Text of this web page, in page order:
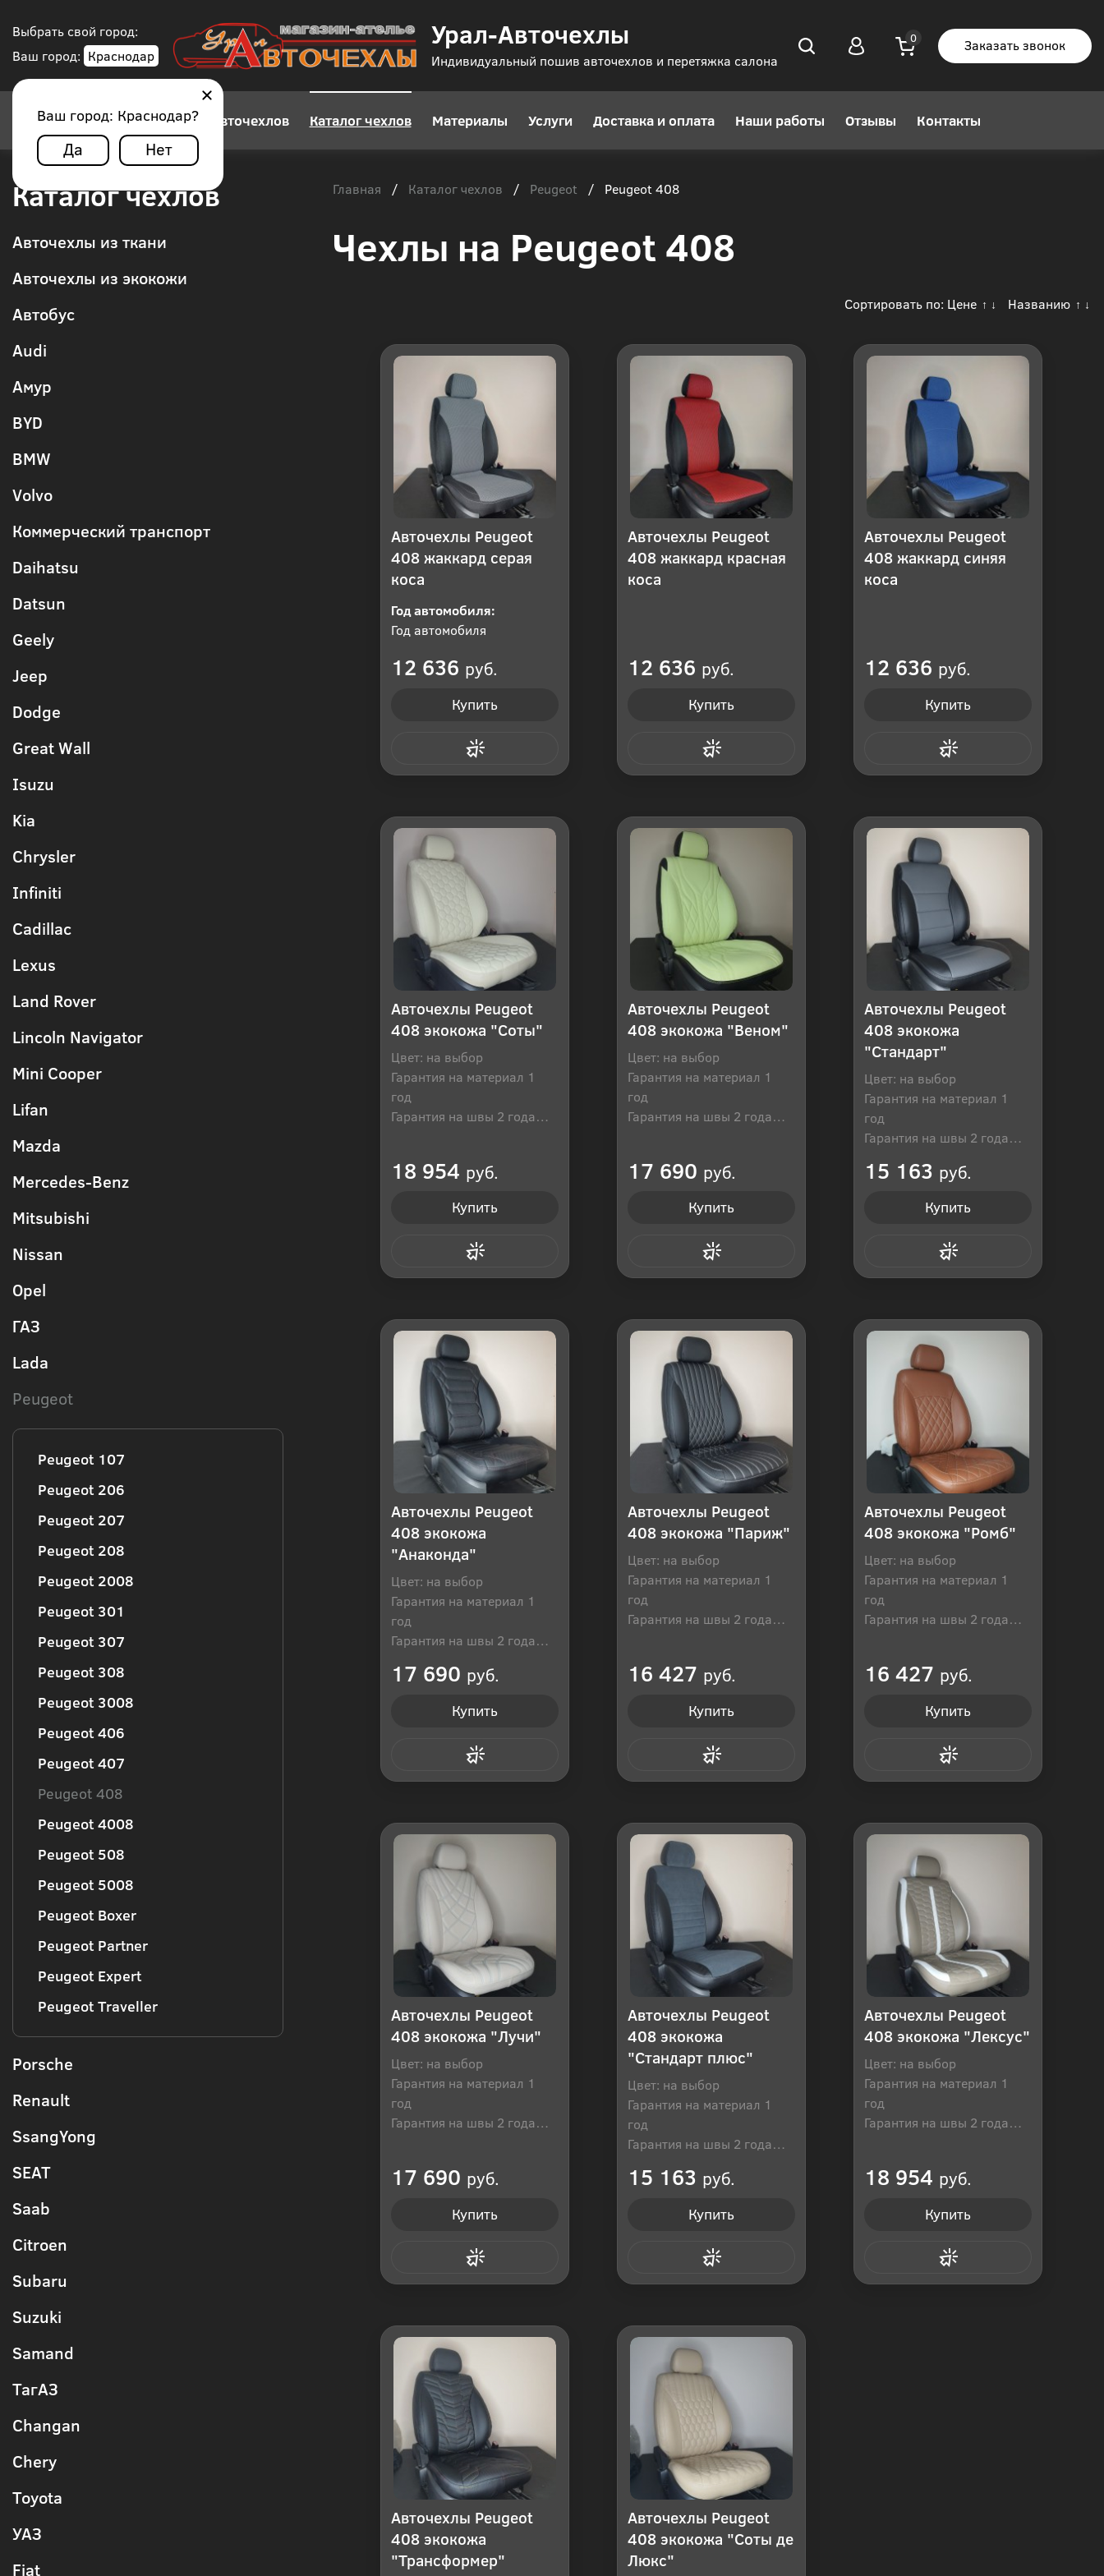
Выбрать свой город:
Ваш город: Краснодар
Ваш город: Краснодар?
Да Нет
Урал-Авточехлы
Индивидуальный пошив авточехлов и перетяжка салона
Заказать звонок
Конструктор авточехлов Каталог чехлов Материалы Услуги Доставка и оплата Наши работы Отзывы Контакты
Каталог чехлов
Авточехлы из ткани
Авточехлы из экокожи
Автобус
Audi
Амур
BYD
BMW
Volvo
Коммерческий транспорт
Daihatsu
Datsun
Geely
Jeep
Dodge
Great Wall
Isuzu
Kia
Chrysler
Infiniti
Cadillac
Lexus
Land Rover
Lincoln Navigator
Mini Cooper
Lifan
Mazda
Mercedes-Benz
Mitsubishi
Nissan
Opel
ГАЗ
Lada
Peugeot
Peugeot 107
Peugeot 206
Peugeot 207
Peugeot 208
Peugeot 2008
Peugeot 301
Peugeot 307
Peugeot 308
Peugeot 3008
Peugeot 406
Peugeot 407
Peugeot 408
Peugeot 4008
Peugeot 508
Peugeot 5008
Peugeot Boxer
Peugeot Partner
Peugeot Expert
Peugeot Traveller
Porsche
Renault
SsangYong
SEAT
Saab
Citroen
Subaru
Suzuki
Samand
ТагАЗ
Changan
Chery
Toyota
УАЗ
Fiat
Главная / Каталог чехлов / Peugeot / Peugeot 408
Чехлы на Peugeot 408
Сортировать по: Цене ↑ ↓ Названию ↑ ↓
Авточехлы Peugeot
408 жаккард серая
коса
Год автомобиля:
Год автомобиля
12 636 руб.
Купить
Авточехлы Peugeot
408 жаккард красная
коса
12 636 руб.
Купить
Авточехлы Peugeot
408 жаккард синяя
коса
12 636 руб.
Купить
Авточехлы Peugeot
408 экокожа "Соты"
Цвет: на выбор
Гарантия на материал 1
год
Гарантия на швы 2 года
18 954 руб.
Купить
Авточехлы Peugeot
408 экокожа "Веном"
Цвет: на выбор
Гарантия на материал 1
год
Гарантия на швы 2 года
17 690 руб.
Купить
Авточехлы Peugeot
408 экокожа
"Стандарт"
Цвет: на выбор
Гарантия на материал 1
год
Гарантия на швы 2 года
15 163 руб.
Купить
Авточехлы Peugeot
408 экокожа
"Анаконда"
Цвет: на выбор
Гарантия на материал 1
год
Гарантия на швы 2 года
17 690 руб.
Купить
Авточехлы Peugeot
408 экокожа "Париж"
Цвет: на выбор
Гарантия на материал 1
год
Гарантия на швы 2 года
16 427 руб.
Купить
Авточехлы Peugeot
408 экокожа "Ромб"
Цвет: на выбор
Гарантия на материал 1
год
Гарантия на швы 2 года
16 427 руб.
Купить
Авточехлы Peugeot
408 экокожа "Лучи"
Цвет: на выбор
Гарантия на материал 1
год
Гарантия на швы 2 года
17 690 руб.
Купить
Авточехлы Peugeot
408 экокожа
"Стандарт плюс"
Цвет: на выбор
Гарантия на материал 1
год
Гарантия на швы 2 года
15 163 руб.
Купить
Авточехлы Peugeot
408 экокожа "Лексус"
Цвет: на выбор
Гарантия на материал 1
год
Гарантия на швы 2 года
18 954 руб.
Купить
Авточехлы Peugeot
408 экокожа
"Трансформер"
Авточехлы Peugeot
408 экокожа "Соты де
Люкс"